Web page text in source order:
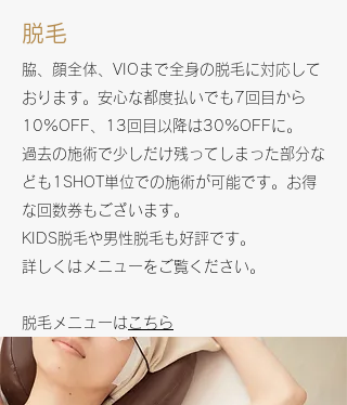
脱毛
脇、顔全体、VIOまで全身の脱毛に対応して
おります。安心な都度払いでも7回目から
10%OFF、13回目以降は30%OFFに。
過去の施術で少しだけ残ってしまった部分な
ども1SHOT単位での施術が可能です。お得
な回数券もございます。
KIDS脱毛や男性脱毛も好評です。
詳しくはメニューをご覧ください。
​脱毛メニューは こちら